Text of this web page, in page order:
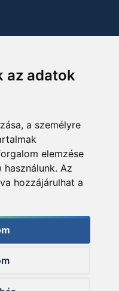
az adatok
a személyre
elemzése
Az
hozzájárulhat a